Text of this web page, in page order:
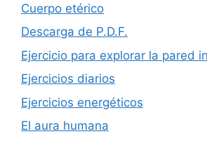
Cuerpo etérico
Descarga de P.D.F.
Ejercicio para explorar la pared
Ejercicios diarios
Ejercicios energéticos
El aura humana